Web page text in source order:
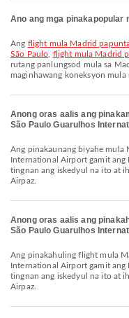
Ano ang mga pinakapopular
Ang flight mula Madrid
São Paulo flight mula Madrid
rutang panlungsod mula sa
maginhawang koneksyon mula
Anong oras aalis ang
São Paulo Guarulhos
Ang pinakaunang biyahe mula Madrid papuntang São Paulo Guarulhos
International Airport gamit ang
tingnan ang iskedyul na ito at
Airpaz.
Anong oras aalis ang
São Paulo Guarulhos
Ang pinakahuling flight mula Madrid papuntang São Paulo Guarulhos
International Airport gamit ang
tingnan ang iskedyul na ito at
Airpaz.